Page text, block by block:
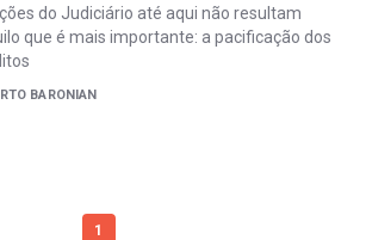
do Judiciário até aqui não resultam
que é mais importante: a pacificação dos
BARONIAN
1